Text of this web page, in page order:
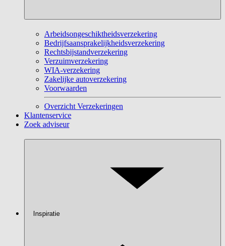
Arbeidsongeschiktheidsverzekering
Bedrijfsaansprakelijkheidsverzekering
Rechtsbijstandverzekering
Verzuimverzekering
WIA-verzekering
Zakelijke autoverzekering
Voorwaarden
Overzicht Verzekeringen
Klantenservice
Zoek adviseur
Inspiratie